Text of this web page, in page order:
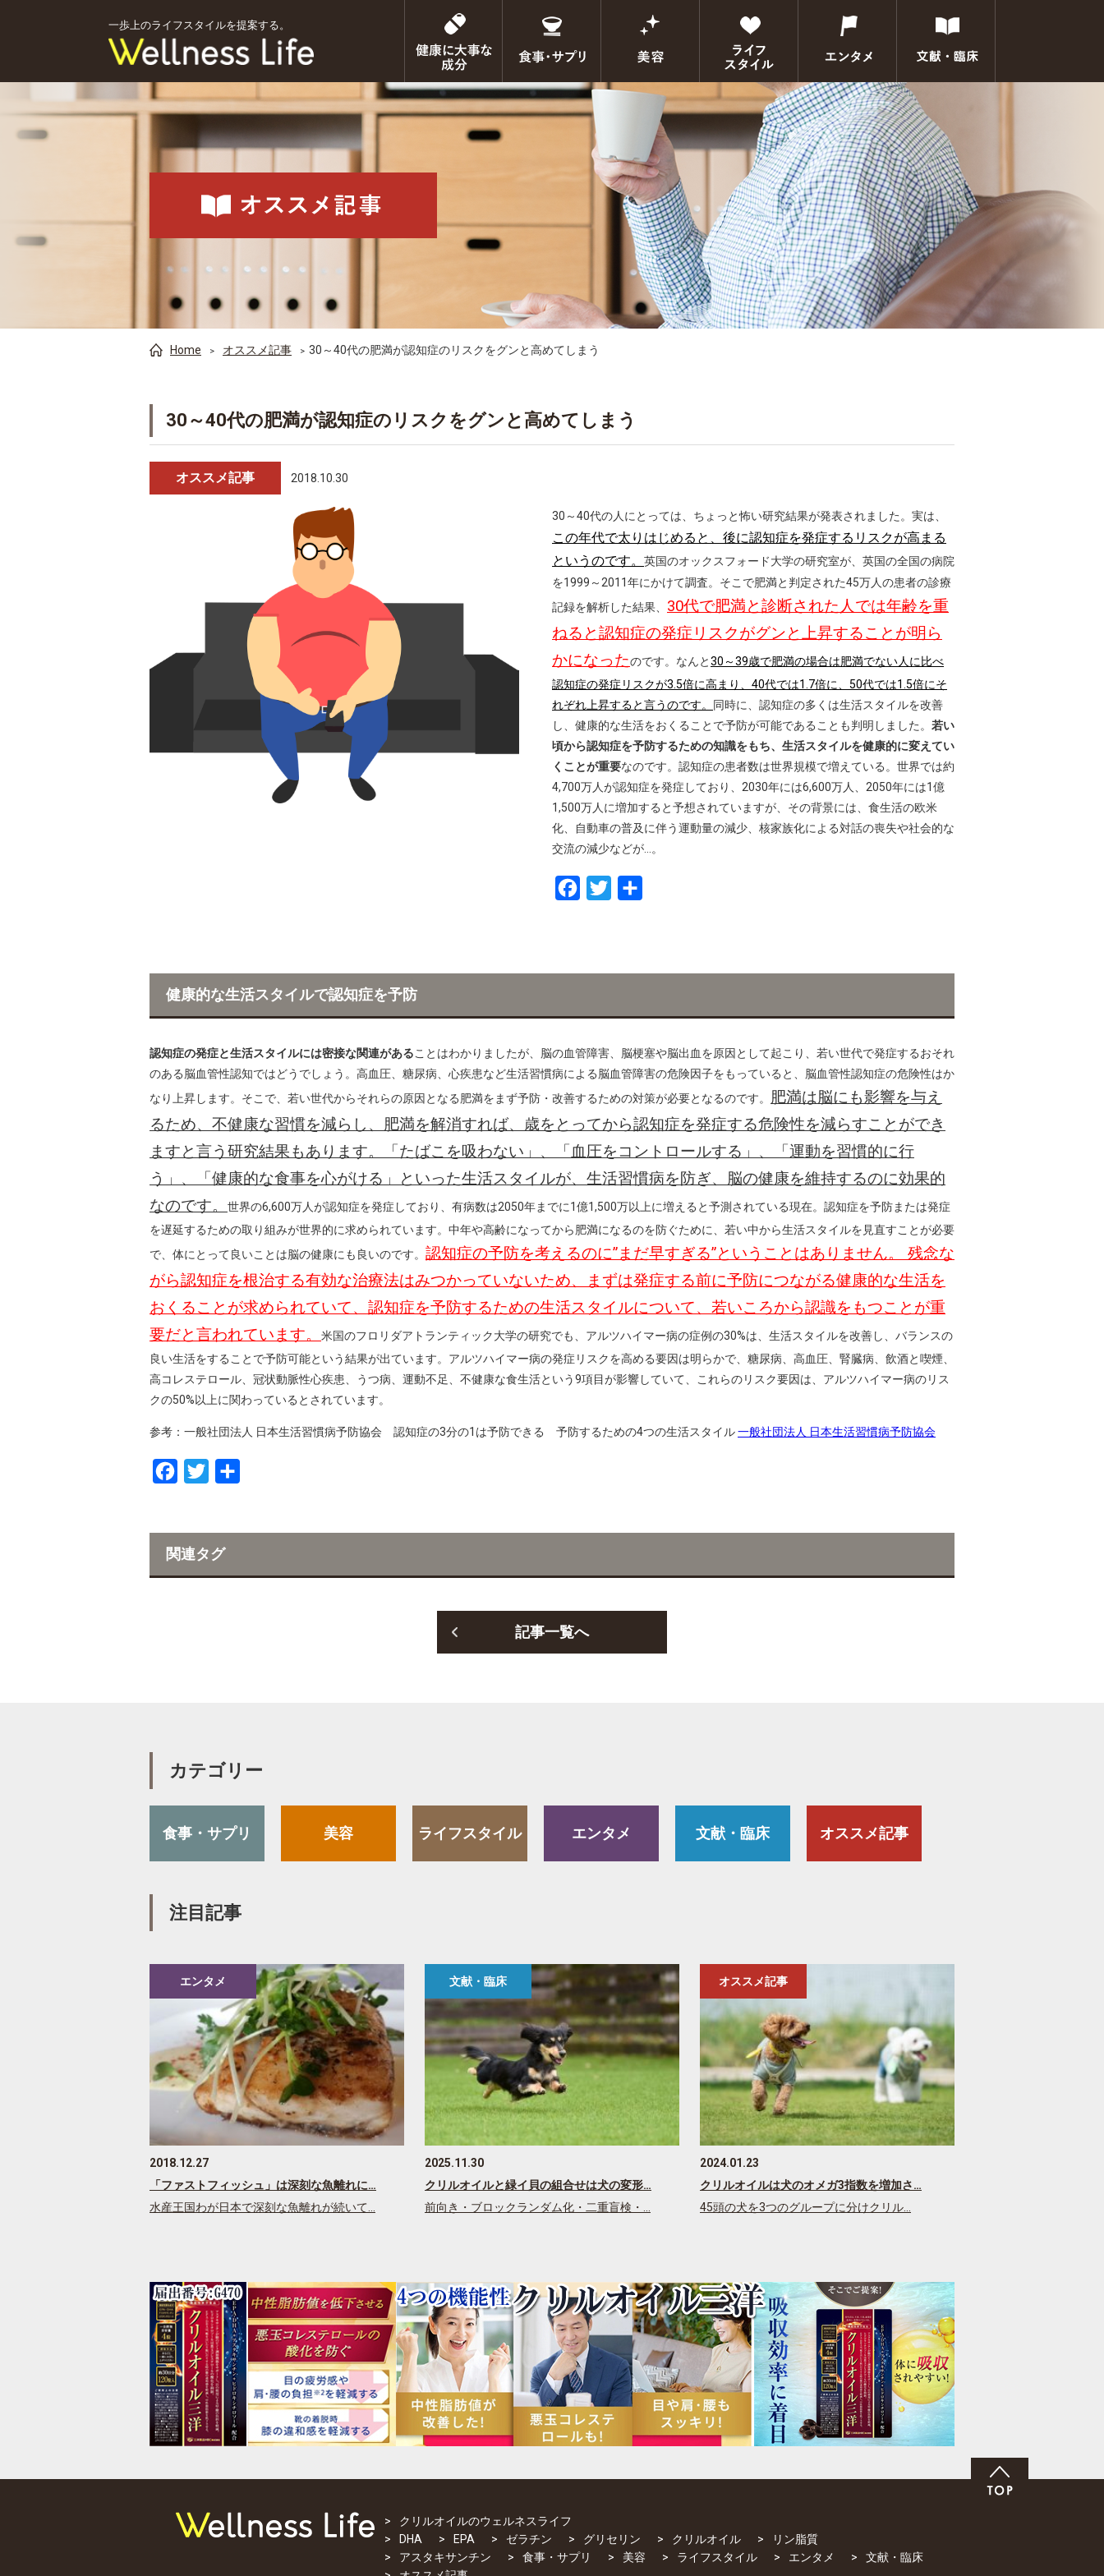
一歩上のライフスタイルを提案する。
Home オススメ記事 30～40代の肥満が認知症のリスクをグンと高めてしまう
30～40代の肥満が認知症のリスクをグンと高めてしまう
オススメ記事 2018.10.30
30～40代の人にとっては、ちょっと怖い研究結果が発表されました。実は、
この年代で太りはじめると、後に認知症を発症するリスクが高まる
というのです。 英国のオックスフォード大学の研究室が、英国の全国の病院
を1999～2011年にかけて調査。そこで肥満と判定された45万人の患者の診療
記録を解析した結果、 30代で肥満と診断された人では年齢を重
ねると認知症の発症リスクがグンと上昇することが明ら
かになったのです。なんと30～39歳で肥満の場合は肥満でない人に比べ
認知症の発症リスクが3.5倍に高まり、40代では1.7倍に、50代では1.5倍にそ
れぞれ上昇すると言うのです。 同時に、認知症の多くは生活スタイルを改善
し、健康的な生活をおくることで予防が可能であることも判明しました。 若い
頃から認知症を予防するための知識をもち、生活スタイルを健康的に変えてい
くことが重要なのです。認知症の患者数は世界規模で増えている。世界では約
4,700万人が認知症を発症しており、2030年には6,600万人、2050年には1億
1,500万人に増加すると予想されていますが、その背景には、食生活の欧米
化、自動車の普及に伴う運動量の減少、核家族化による対話の喪失や社会的な
交流の減少などが…。
k
健康的な生活スタイルで認知症を予防
認知症の発症と生活スタイルには密接な関連があることはわかりましたが、脳の血管障害、脳梗塞や脳出血を原因として起こり、若い世代で発症するおそれ
のある脳血管性認知ではどうでしょう。高血圧、糖尿病、心疾患など生活習慣病による脳血管障害の危険因子をもっていると、脳血管性認知症の危険性はか
なり上昇します。そこで、若い世代からそれらの原因となる肥満をまず予防・改善するための対策が必要となるのです。 肥満は脳にも影響を与え
るため、不健康な習慣を減らし、肥満を解消すれば、歳をとってから認知症を発症する危険性を減らすことができ
ますと言う研究結果もあります。「たばこを吸わない」、「血圧をコントロールする」、「運動を習慣的に行
う」、「健康的な食事を心がける」といった生活スタイルが、生活習慣病を防ぎ、脳の健康を維持するのに効果的
なのです。
世界の6,600万人が認知症を発症しており、有病数は2050年までに1億1,500万以上に増えると予測されている現在。認知症を予防または発症
を遅延するための取り組みが世界的に求められています。中年や高齢になってから肥満になるのを防ぐために、若い中から生活スタイルを見直すことが必要
で、体にとって良いことは脳の健康にも良いのです。 認知症の予防を考えるのに”まだ早すぎる”ということはありません。 残念な
がら認知症を根治する有効な治療法はみつかっていないため、まずは発症する前に予防につながる健康的な生活を
おくることが求められていて、認知症を予防するための生活スタイルについて、若いころから認識をもつことが重
要だと言われています。
米国のフロリダアトランティック大学の研究でも、アルツハイマー病の症例の30%は、生活スタイルを改善し、バランスの
良い生活をすることで予防可能という結果が出ています。アルツハイマー病の発症リスクを高める要因は明らかで、糖尿病、高血圧、腎臓病、飲酒と喫煙、
高コレステロール、冠状動脈性心疾患、うつ病、運動不足、不健康な食生活という9項目が影響していて、これらのリスク要因は、アルツハイマー病のリス
クの50%以上に関わっているとされています。
参考：一般社団法人 日本生活習慣病予防協会 認知症の3分の1は予防できる 予防するための4つの生活スタイル一般社団法人 日本生活習慣病予防協会
e
関連タグ
記事一覧へ
カテゴリー
食事・サプリ 美容 ライフスタイル エンタメ 文献・臨床 オススメ記事
注目記事
エンタメ
2018.12.27
「ファストフィッシュ」は深刻な魚離れに…
水産王国わが日本で深刻な魚離れが続いて…
文献・臨床
2025.11.30
クリルオイルと緑イ貝の組合せは犬の変形…
前向き・ブロックランダム化・二重盲検・…
オススメ記事
2024.01.23
クリルオイルは犬のオメガ3指数を増加さ…
45頭の犬を3つのグループに分けクリル…
クリルオイルのウェルネスライフ
DHA
EPA ゼラチン グリセリン クリルオイル
リン脂質
アスタキサンチン
食事・サプリ 美容 ライフスタイル エンタメ
文献・臨床